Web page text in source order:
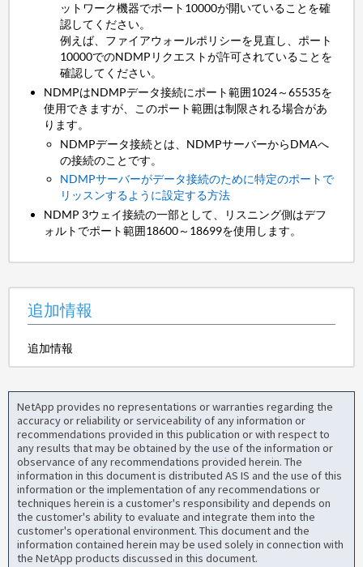
ットワーク機器でポート10000が開いていることを確
認してください。
例えば、ファイアウォールポリシーを見直し、ポート
10000でのNDMPリクエストが許可されていることを
確認してください。
NDMPはNDMPデータ接続にポート範囲1024～65535を
使用できますが、このポート範囲は制限される場合があ
ります。
NDMPデータ接続とは、NDMPサーバーからDMAへ
の接続のことです。
NDMPサーバーがデータ接続のために特定のポートで
リッスンするように設定する方法
NDMP 3ウェイ接続の一部として、リスニング側はデフ
ォルトでポート範囲18600～18699を使用します。
追加情報
追加情報
NetApp provides no representations or warranties regarding the
accuracy or reliability or serviceability of any information or
recommendations provided in this publication or with respect to
any results that may be obtained by the use of the information or
observance of any recommendations provided herein. The
information in this document is distributed AS IS and the use of this
information or the implementation of any recommendations or
techniques herein is a customer's responsibility and depends on
the customer's ability to evaluate and integrate them into the
customer's operational environment. This document and the
information contained herein may be used solely in connection with
the NetApp products discussed in this document.